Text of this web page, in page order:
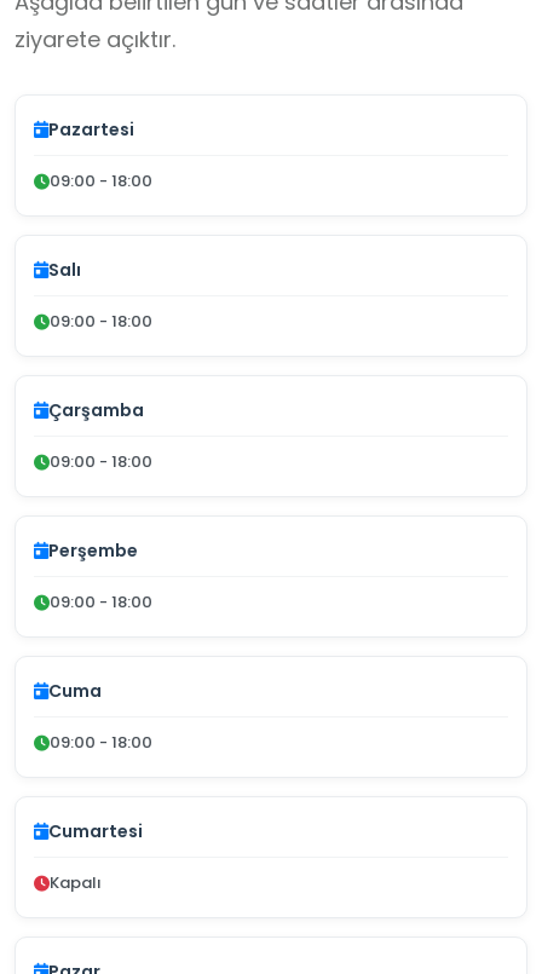
ziyarete açıktır.
Pazartesi
09:00 - 18:00
Salı
09:00 - 18:00
Çarşamba
09:00 - 18:00
Perşembe
09:00 - 18:00
Cuma
09:00 - 18:00
Cumartesi
Kapalı